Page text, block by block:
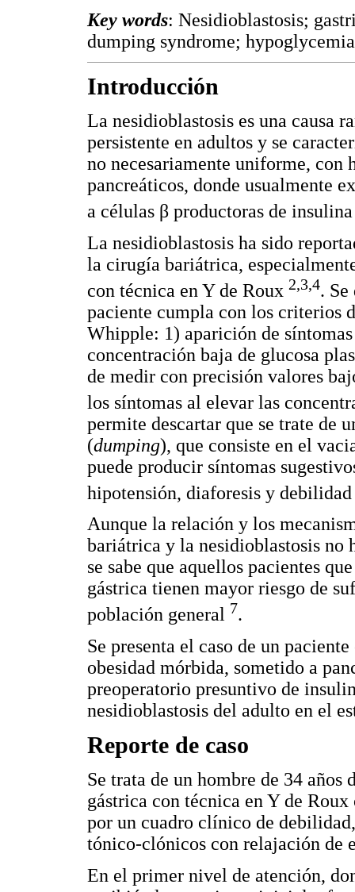
Key words: Nesidioblastosis;
dumping syndrome;
Introducción
La nesidioblastosis es una causa
persistente en adultos y se
no necesariamente uniforme,
pancreáticos, donde usualmente
a células β productoras de
La nesidioblastosis ha sido
la cirugía bariátrica,
con técnica en Y de Roux 2,3,4. Se
paciente cumpla con los criterios
Whipple: 1) aparición de
concentración baja de glucosa
de medir con precisión valores
los síntomas al elevar las
permite descartar que se trate de
(dumping), que consiste en el
puede producir síntomas
hipotensión, diaforesis y
Aunque la relación y los
bariátrica y la nesidioblastosis no
se sabe que aquellos pacientes
gástrica tienen mayor riesgo de
población general 7.
Se presenta el caso de un
obesidad mórbida, sometido a
preoperatorio presuntivo de
nesidioblastosis del adulto en el
Reporte de caso
Se trata de un hombre de 34 años
gástrica con técnica en Y de
por un cuadro clínico de
tónico-clónicos con relajación de
En el primer nivel de atención,